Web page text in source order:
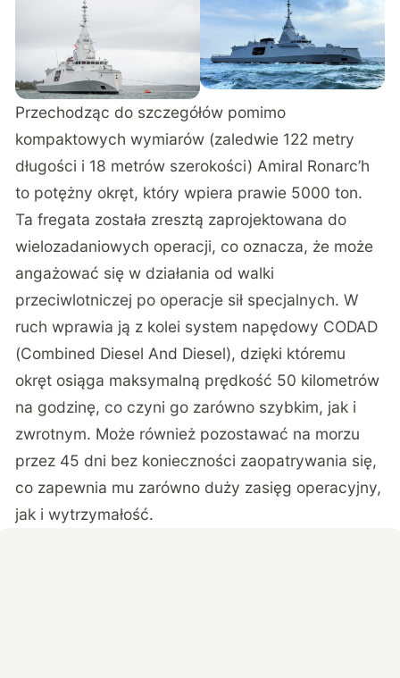
Przechodząc do szczegółów pomimo
kompaktowych wymiarów (zaledwie 122 metry
długości i 18 metrów szerokości) Amiral Ronarc’h
to potężny okręt, który wpiera prawie 5000 ton.
Ta fregata została zresztą zaprojektowana do
wielozadaniowych operacji, co oznacza, że może
angażować się w działania od walki
przeciwlotniczej po operacje sił specjalnych. W
ruch wprawia ją z kolei system napędowy CODAD
(Combined Diesel And Diesel), dzięki któremu
okręt osiąga maksymalną prędkość 50 kilometrów
na godzinę, co czyni go zarówno szybkim, jak i
zwrotnym. Może również pozostawać na morzu
przez 45 dni bez konieczności zaopatrywania się,
co zapewnia mu zarówno duży zasięg operacyjny,
jak i wytrzymałość.